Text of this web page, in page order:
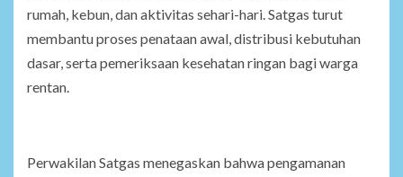
rumah, kebun, dan aktivitas sehari-hari. Satgas turut
membantu proses penataan awal, distribusi kebutuhan
dasar, serta pemeriksaan kesehatan ringan bagi warga
rentan.
Perwakilan Satgas menegaskan bahwa pengamanan